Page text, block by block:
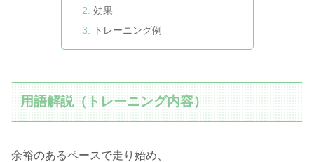
効果
トレーニング例
用語解説（トレーニング内容）
余裕のあるペースで走り始め、